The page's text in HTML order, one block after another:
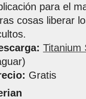
para el
cosas liberar
Titanium
Gratis